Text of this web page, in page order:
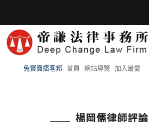
兔寶寶痞客邦 首頁 網站導覽 加入最愛
楊岡儒律師評論